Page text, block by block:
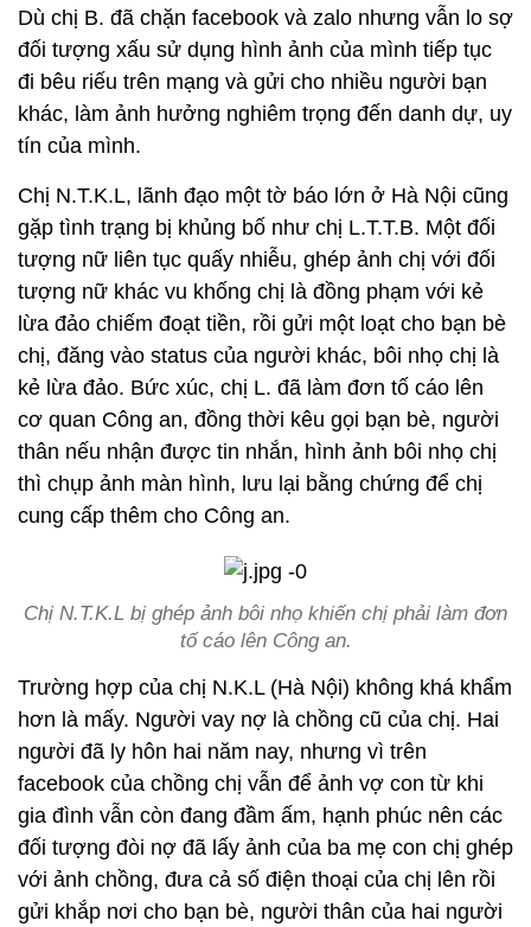
Dù chị B. đã chặn facebook và zalo nhưng vẫn lo sợ
đối tượng xấu sử dụng hình ảnh của mình tiếp tục
đi bêu riếu trên mạng và gửi cho nhiều người bạn
khác, làm ảnh hưởng nghiêm trọng đến danh dự, uy
tín của mình.
Chị N.T.K.L, lãnh đạo một tờ báo lớn ở Hà Nội cũng
gặp tình trạng bị khủng bố như chị L.T.T.B. Một đối
tượng nữ liên tục quấy nhiễu, ghép ảnh chị với đối
tượng nữ khác vu khống chị là đồng phạm với kẻ
lừa đảo chiếm đoạt tiền, rồi gửi một loạt cho bạn bè
chị, đăng vào status của người khác, bôi nhọ chị là
kẻ lừa đảo. Bức xúc, chị L. đã làm đơn tố cáo lên
cơ quan Công an, đồng thời kêu gọi bạn bè, người
thân nếu nhận được tin nhắn, hình ảnh bôi nhọ chị
thì chụp ảnh màn hình, lưu lại bằng chứng để chị
cung cấp thêm cho Công an.
Chị N.T.K.L bị ghép ảnh bôi nhọ khiến chị phải làm đơn
tố cáo lên Công an.
Trường hợp của chị N.K.L (Hà Nội) không khá khẩm
hơn là mấy. Người vay nợ là chồng cũ của chị. Hai
người đã ly hôn hai năm nay, nhưng vì trên
facebook của chồng chị vẫn để ảnh vợ con từ khi
gia đình vẫn còn đang đầm ấm, hạnh phúc nên các
đối tượng đòi nợ đã lấy ảnh của ba mẹ con chị ghép
với ảnh chồng, đưa cả số điện thoại của chị lên rồi
gửi khắp nơi cho bạn bè, người thân của hai người